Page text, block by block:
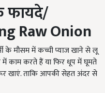
फायदे/
Raw Onion
के मौसम में कच्ची प्याज खाने से लू
काम करते हैं या फिर धूप में घूमते
खाएं. ताकि आपकी सेहत अंदर से